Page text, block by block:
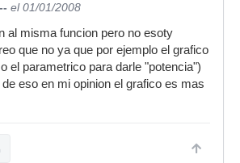
el 01/01/2008
al misma funcion pero no esoty
que no ya que por ejemplo el grafico
el parametrico para darle "potencia")
eso en mi opinion el grafico es mas